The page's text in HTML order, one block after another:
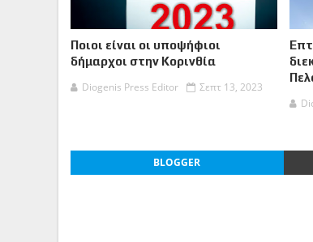
Ποιοι είναι οι υποψήφιοι
δήμαρχοι στην Κορινθία
Diogenis Press Editor
Σεπτ 13, 2023
BLOGGER